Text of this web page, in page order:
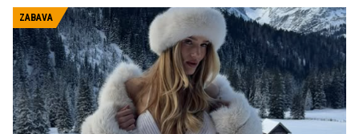
ZABAVA